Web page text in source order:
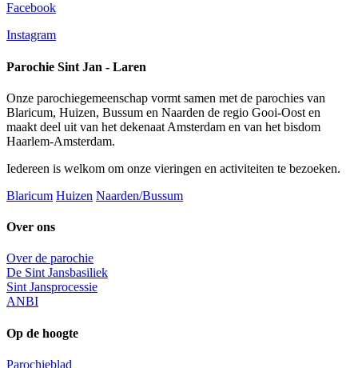
Facebook
Instagram
Parochie Sint Jan - Laren
Onze parochiegemeenschap vormt samen met de parochies van
Blaricum, Huizen, Bussum en Naarden de regio Gooi-Oost en
maakt deel uit van het dekenaat Amsterdam en van het bisdom
Haarlem-Amsterdam.
Iedereen is welkom om onze vieringen en activiteiten te bezoeken.
Blaricum Huizen Naarden/Bussum
Over ons
Over de parochie
De Sint Jansbasiliek
Sint Jansprocessie
ANBI
Op de hoogte
Parochieblad